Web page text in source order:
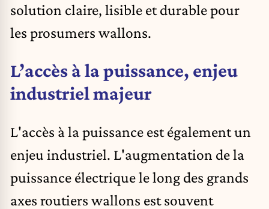
solution claire, lisible et durable pour
les prosumers wallons.
L’accès à la puissance, enjeu
industriel majeur
L'accès à la puissance est également un
enjeu industriel. L'augmentation de la
puissance électrique le long des grands
axes routiers wallons est souvent